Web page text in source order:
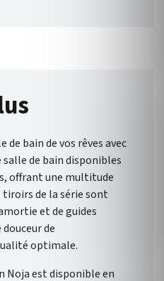
Liberté et flexibilité :
de Salgar , vous offre un
salle de bain qui vous
de bain de vos rêves avec
de bain disponibles
offrant une multitude
de la série sont
et de guides
de
optimale.
Noja est disponible en